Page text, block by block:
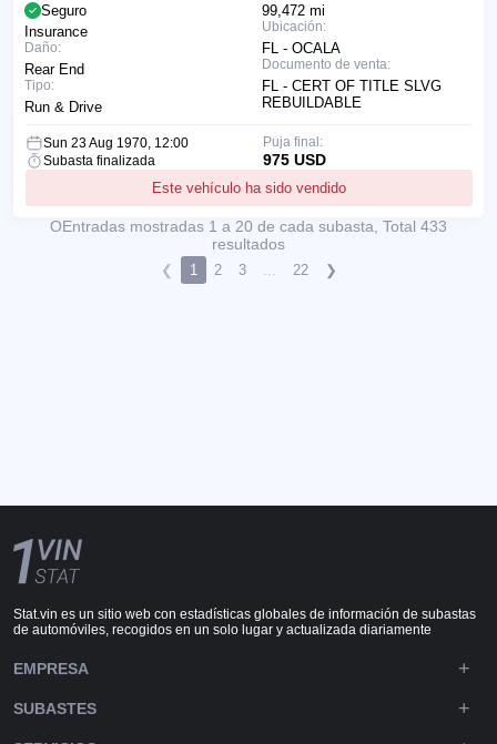
99,472 mi
Ubicación:
FL - OCALA
Documento de venta:
FL - CERT OF TITLE SLVG
REBUILDABLE
Seguro
Insurance
Daño:
Rear End
Tipo:
Run & Drive
Sun 23 Aug 1970, 12:00
Subasta finalizada
Este vehículo ha sido vendido
Puja final:
975 USD
ОEntradas mostradas 1 a 20 de cada subasta, Total 433
resultados
❮ 1 2 3 22 ❯
Stat.vin es un sitio web con estadísticas globales de información de subastas
de automóviles, recogidos en un solo lugar y actualizada diariamente
EMPRESA
SUBASTES